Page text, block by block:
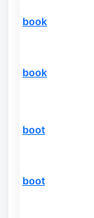
book
book
boot
boot